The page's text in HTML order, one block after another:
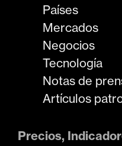
Países
Mercados
Negocios
Tecnología
Notas de
Artículos
Precios,